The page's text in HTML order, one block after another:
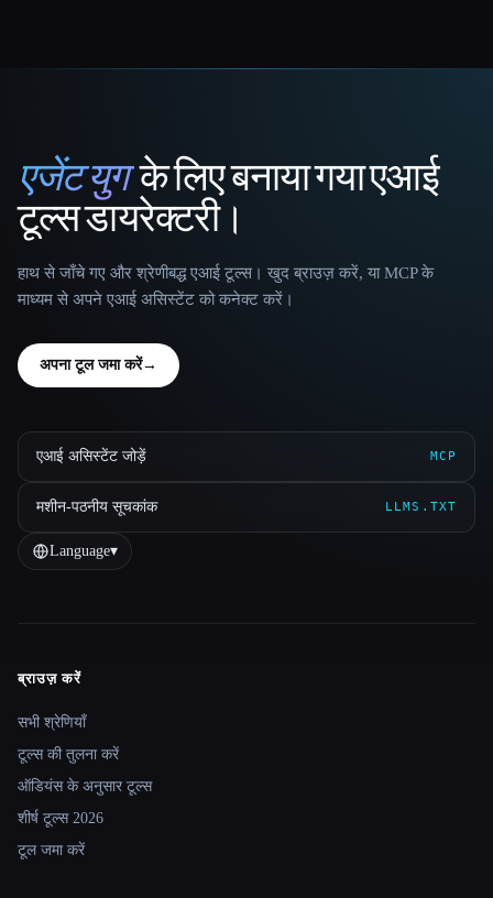
That AI Collection
एजेंट युगके लिए बनाया गया एआई
टूल्स डायरेक्टरी।
हाथ से जाँचे गए और श्रेणीबद्ध एआई टूल्स। खुद ब्राउज़ करें, या MCP के
माध्यम से अपने एआई असिस्टेंट को कनेक्ट करें।
अपना टूल जमा करें→
एआई असिस्टेंट जोड़ें MCP
मशीन-पठनीय सूचकांक LLMS.TXT
Language▾
Site navigation
ब्राउज़ करें
सभी श्रेणियाँ
टूल्स की तुलना करें
ऑडियंस के अनुसार टूल्स
शीर्ष टूल्स 2026
टूल जमा करें